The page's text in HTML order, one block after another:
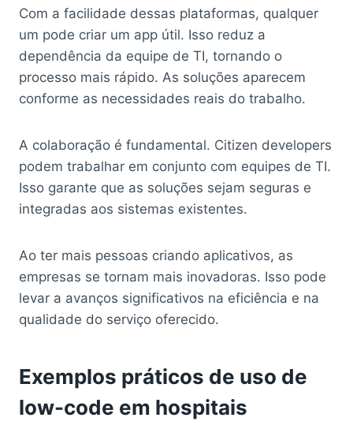
Com a facilidade dessas plataformas, qualquer
um pode criar um app útil. Isso reduz a
dependência da equipe de TI, tornando o
processo mais rápido. As soluções aparecem
conforme as necessidades reais do trabalho.
A colaboração é fundamental. Citizen developers
podem trabalhar em conjunto com equipes de TI.
Isso garante que as soluções sejam seguras e
integradas aos sistemas existentes.
Ao ter mais pessoas criando aplicativos, as
empresas se tornam mais inovadoras. Isso pode
levar a avanços significativos na eficiência e na
qualidade do serviço oferecido.
Exemplos práticos de uso de
low-code em hospitais